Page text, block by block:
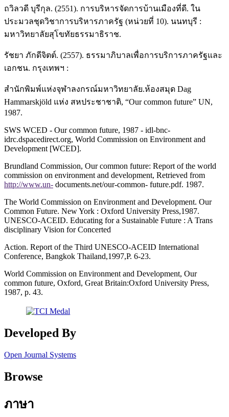
ถวิลวดี บุรีกุล. (2551). การบริหารจัดการบ้านเมืองที่ดี. ใน
ประมวลชุดวิชาการบริหารภาครัฐ (หน่วยที่ 10). นนทบุรี :
มหาวิทยาลัยสุโขทัยธรรมาธิราช.
รัชยา ภักดีจิตต์. (2557). ธรรมาภิบาลเพื่อการบริการภาครัฐและ
เอกชน. กรุงเทพฯ :
สำนักพิมพ์แห่งจุฬาลงกรณ์มหาวิทยาลัย.ห้องสมุด Dag
Hammarskjöld แห่ง สหประชาชาติ, “Our common future” UN,
1987.
SWS WCED - Our common future, 1987 - idl-bnc-
idrc.dspacedirect.org, World Commission on Environment and
Development [WCED].
Brundland Commission, Our common future: Report of the world
commission on environment and development, Retrieved from
http://www.un- documents.net/our-common- future.pdf. 1987.
The World Commission on Environment and Development. Our
Common Future. New York : Oxford University Press,1987.
UNESCO-ACEID. Educating for a Sustainable Future : A Trans
disciplinary Vision for Concerted
Action. Report of the Third UNESCO-ACEID International
Conference, Bangkok Thailand,1997,P. 6-23.
World Commission on Environment and Development, Our
common future, Oxford, Great Britain:Oxford University Press,
1987, p. 43.
Developed By
Open Journal Systems
Browse
ภาษา